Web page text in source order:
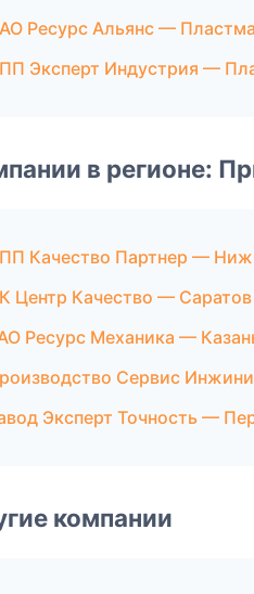
Ресурс Альянс —
Эксперт Индустрия —
в регионе:
Качество Партнер —
Центр Качество — Саратов
Ресурс Механика —
Сервис
Эксперт Точность —
компании